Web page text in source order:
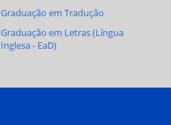
Graduação em Tradução
Graduação em Letras (Língua
Inglesa - EaD)